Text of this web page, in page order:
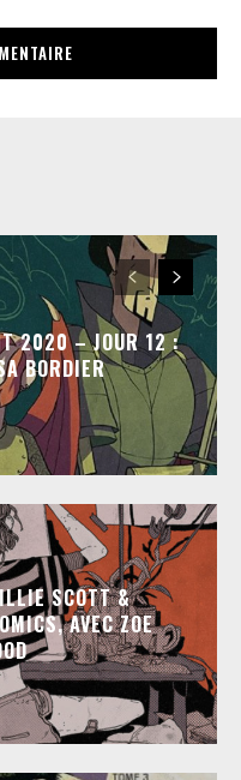
2020 – JOUR 12 :
BORDIER
SCOTT &
AVEC ZOE